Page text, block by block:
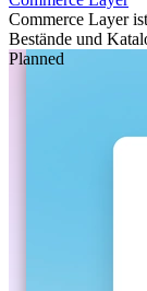
Commerce Layer
Bestände und
Planned